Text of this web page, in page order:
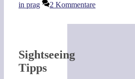
in prag
2 Kommentare
Sightseeing
Tipps